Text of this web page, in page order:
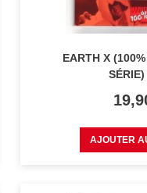
EARTH X
SÉRIE)
Prix
AJOUTER